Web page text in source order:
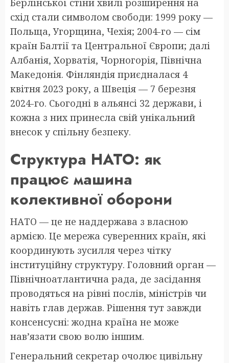
схід стали символом свободи: 1999 року —
Польща, Угорщина, Чехія; 2004-го — сім
країн Балтії та Центральної Європи; далі
Албанія, Хорватія, Чорногорія, Північна
Македонія. Фінляндія приєдналася 4
квітня 2023 року, а Швеція — 7 березня
2024-го. Сьогодні в альянсі 32 держави, і
кожна з них принесла свій унікальний
внесок у спільну безпеку.
Структура НАТО: як
працює машина
колективної оборони
НАТО — це не наддержава з власною
армією. Це мережа суверенних країн, які
координують зусилля через чітку
інституційну структуру. Головний орган —
Північноатлантична рада, де засідання
проводяться на рівні послів, міністрів чи
навіть глав держав. Рішення тут завжди
консенсусні: жодна країна не може
нав’язати свою волю іншим.
Генеральний секретар очолює цивільну